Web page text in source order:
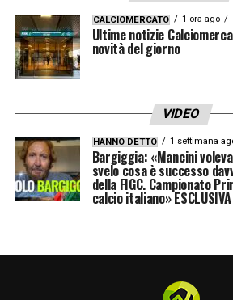
CALCIOMERCATO 1 ora ago
Ultime notizie
novità del giorno
VIDEO
HANNO DETTO 1 settimana
Bargiggia: «Mancini
svelo cosa è successo
della FIGC. Campionato
calcio italiano» ESCLUSIVA